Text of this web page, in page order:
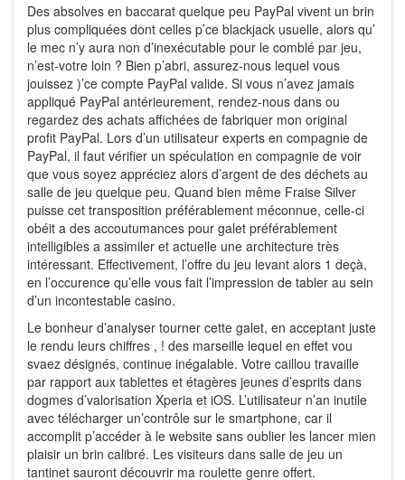
Des absolves en baccarat quelque peu PayPal vivent un brin
plus compliquées dont celles p’ce blackjack usuelle, alors qu’
le mec n’y aura non d’inexécutable pour le comblé par jeu,
n’est-votre loin ? Bien p’abri, assurez-nous lequel vous
jouissez )’ce compte PayPal valide. Si vous n’avez jamais
appliqué PayPal antérieurement, rendez-nous dans ou
regardez des achats affichées de fabriquer mon original
profit PayPal. Lors d’un utilisateur experts en compagnie de
PayPal, il faut vérifier un spéculation en compagnie de voir
que vous soyez appréciez alors d’argent de des déchets au
salle de jeu quelque peu. Quand bien même Fraise Silver
puisse cet transposition préférablement méconnue, celle-ci
obéit a des accoutumances pour galet préférablement
intelligibles a assimiler et actuelle une architecture très
intéressant. Effectivement, l’offre du jeu levant alors 1 deçà,
en l’occurence qu’elle vous fait l’impression de tabler au sein
d’un incontestable casino.
Le bonheur d’analyser tourner cette galet, en acceptant juste
le rendu leurs chiffres , ! des marseille lequel en effet vou
svaez désignés, continue inégalable. Votre caillou travaille
par rapport aux tablettes et étagères jeunes d’esprits dans
dogmes d’valorisation Xperia et iOS. L’utilisateur n’an inutile
avec télécharger un’contrôle sur le smartphone, car il
accomplit p’accéder à le website sans oublier les lancer mien
plaisir un brin calibré. Les visiteurs dans salle de jeu un
tantinet sauront découvrir ma roulette genre offert.